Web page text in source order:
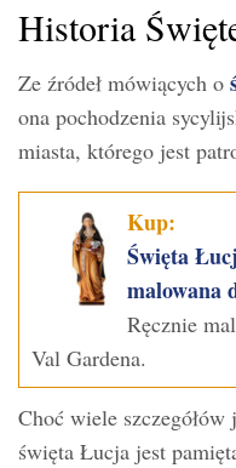
Historia
Ze źródeł mówiących o
ona pochodzenia
miasta, którego jest
Kup:
Święta
malowana
Ręcznie
Val Gardena.
Choć wiele
święta Łucja jest